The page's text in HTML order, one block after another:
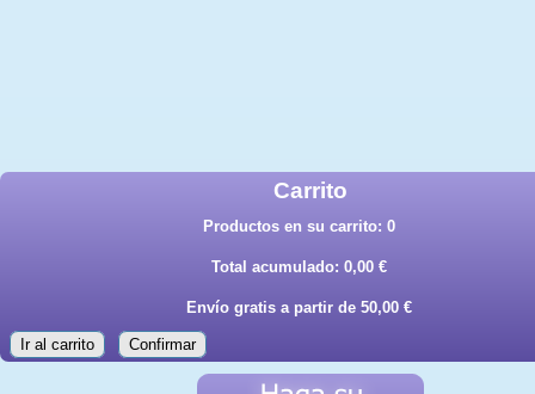
Carrito
Productos en su carrito: 0
Total acumulado: 0,00 €
Envío gratis a partir de 50,00 €
Ir al carrito Confirmar